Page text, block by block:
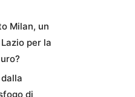
Milan, un
per la
di